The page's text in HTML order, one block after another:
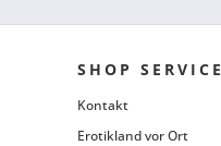
SHOP SERVICE
Kontakt
Erotikland vor Ort